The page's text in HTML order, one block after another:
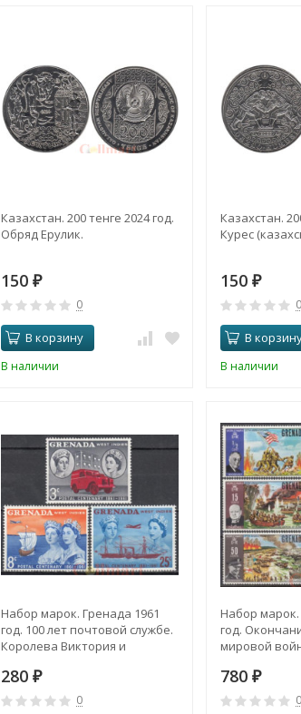
Казахстан. 200 тенге 2024 год.
Обряд Ерулик.
150 ₽
0
В корзину
В наличии
Казахстан.
Курес
150₽
0
В
В наличии
Набор марок. Гренада 1961
год. 100 лет почтовой службе.
Королева Виктория и
марки)
280 ₽
0
Набор марок.
год.
мировой
780₽
0